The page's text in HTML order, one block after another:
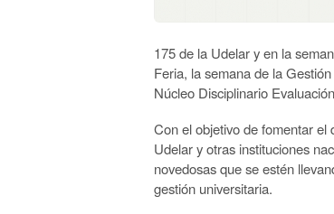
175 de la Udelar y en la
Feria, la semana de la
Núcleo Disciplinario
Con el objetivo de fomentar el
Udelar y otras instituciones
novedosas que se estén
gestión universitaria.